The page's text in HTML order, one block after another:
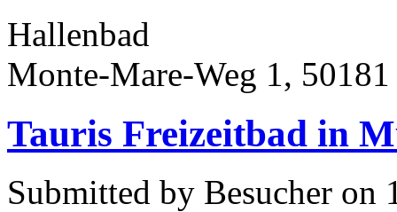
Hallenbad
Monte-Mare-Weg 1,
Tauris Freizeitbad in
Submitted by Besucher on